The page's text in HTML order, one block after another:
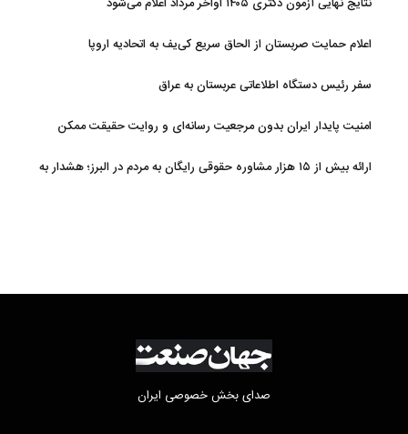
اعلام حمایت صربستان از الحاق سریع کی‌یف به اتحادیه اروپا
سفر رئیس دستگاه اطلاعاتی عربستان به عراق
امنیت پایدار ایران بدون مرجعیت رسانه‌ای و روایت حقیقت ممکن
ارائه بیش از ۱۵ هزار مشاوره حقوقی رایگان به مردم در البرز؛ هشدار به
صدای بخش خصوصی ایران